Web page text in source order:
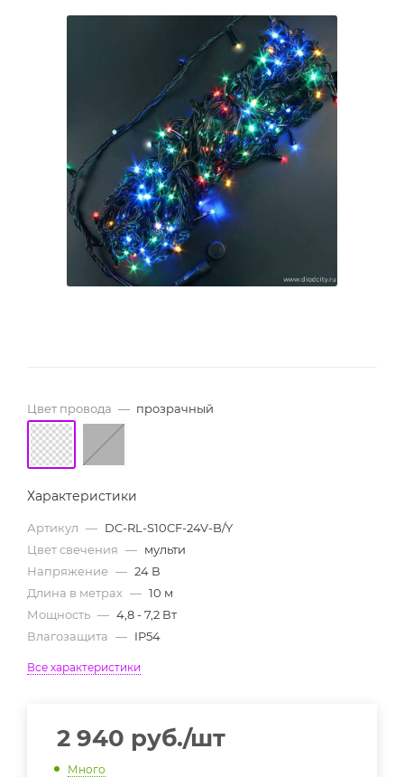
Цвет провода — прозрачный
Характеристики
Артикул — DC-RL-S10CF-24V-B/Y
Цвет свечения — мульти
Напряжение — 24 В
Длина в метрах — 10 м
Мощность — 4,8 - 7,2 Вт
Влагозащита — IP54
Все характеристики
2 940 руб./шт
Много